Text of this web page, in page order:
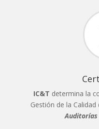
IC&T determina la
Gestión de la